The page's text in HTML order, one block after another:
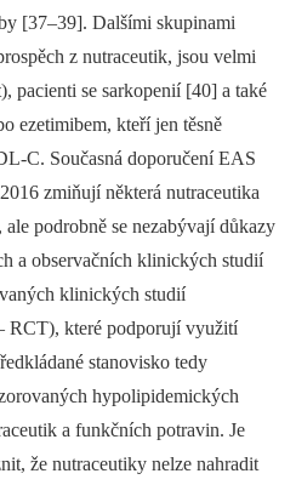
[37–39]. Dalšími skupinami
spěch z nutraceutik, jsou velmi
pacienti se sarkopenií [40] a také
ezetimibem, kteří jen těsně
C. Současná doporučení EAS
zmiňují některá nutraceutika
podrobně se nezabývají důkazy
a observačních klinických studií
klinických studií
RCT), které podporují využití
stanovisko tedy
hypolipidemických
a funkčních potravin. Je
že nutraceutiky nelze nahradit